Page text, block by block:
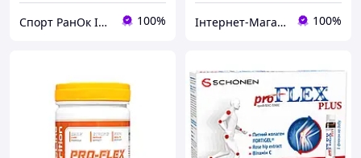
Спорт РанОк Інтернет-магазин натурального спортивного харчування 100% Iнтернет-Магазин АВС-SportFood Твій Помічник по Спортивному Харчуванню 100%